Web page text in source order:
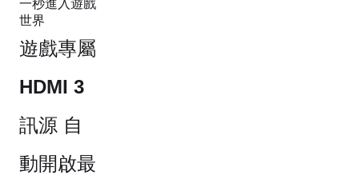
一秒進入遊戲
世界​
遊戲專屬
HDMI 3
訊源 自
動開啟最